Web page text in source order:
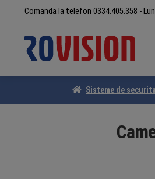
navigare
conținut
Comanda la telefon 0334.405.358 -
Sisteme de